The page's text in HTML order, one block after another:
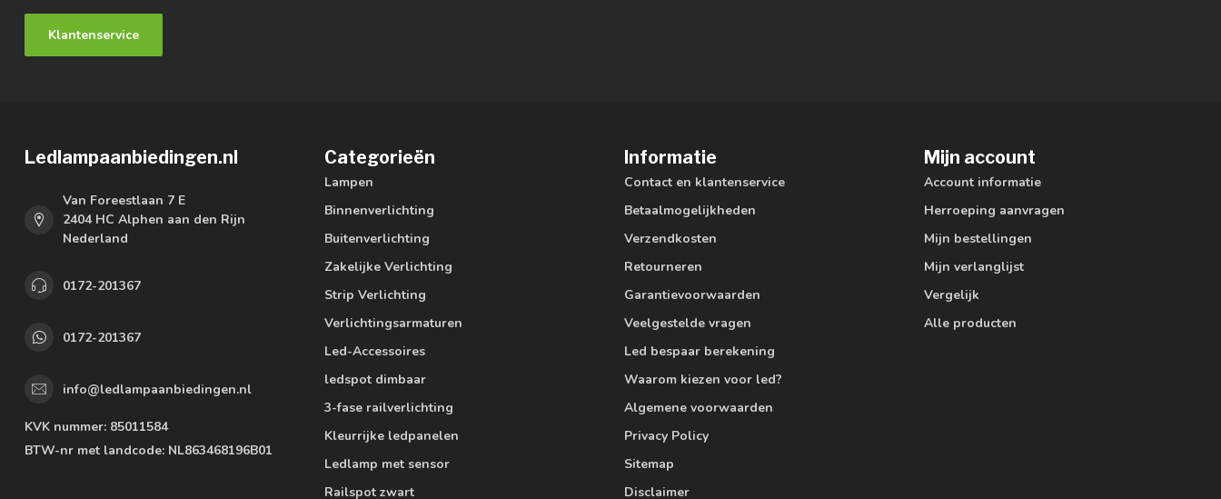
Klantenservice
Ledlampaanbiedingen.nl
Van Foreestlaan 7 E
2404 HC Alphen aan den Rijn
Nederland
0172-201367
0172-201367
info@ledlampaanbiedingen.nl
KVK nummer: 85011584
BTW-nr met landcode: NL863468196B01
Categorieën
Lampen
Binnenverlichting
Buitenverlichting
Zakelijke Verlichting
Strip Verlichting
Verlichtingsarmaturen
Led-Accessoires
ledspot dimbaar
3-fase railverlichting
Kleurrijke ledpanelen
Ledlamp met sensor
Railspot zwart
Informatie
Contact en klantenservice
Betaalmogelijkheden
Verzendkosten
Retourneren
Garantievoorwaarden
Veelgestelde vragen
Led bespaar berekening
Waarom kiezen voor led?
Algemene voorwaarden
Privacy Policy
Sitemap
Disclaimer
Mijn account
Account informatie
Herroeping aanvragen
Mijn bestellingen
Mijn verlanglijst
Vergelijk
Alle producten